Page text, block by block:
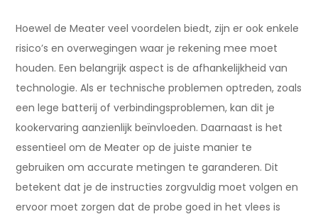
Hoewel de Meater veel voordelen biedt, zijn er ook enkele
risico’s en overwegingen waar je rekening mee moet
houden. Een belangrijk aspect is de afhankelijkheid van
technologie. Als er technische problemen optreden, zoals
een lege batterij of verbindingsproblemen, kan dit je
kookervaring aanzienlijk beïnvloeden. Daarnaast is het
essentieel om de Meater op de juiste manier te
gebruiken om accurate metingen te garanderen. Dit
betekent dat je de instructies zorgvuldig moet volgen en
ervoor moet zorgen dat de probe goed in het vlees is